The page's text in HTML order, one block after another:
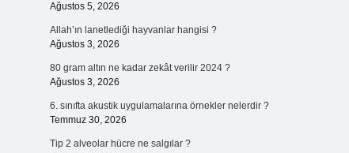
Ağustos 5, 2026
Allah’ın lanetlediği hayvanlar hangisi ?
Ağustos 3, 2026
80 gram altın ne kadar zekât verilir 2024 ?
Ağustos 3, 2026
6. sınıfta akustik uygulamalarına örnekler nelerdir ?
Temmuz 30, 2026
Tip 2 alveolar hücre ne salgılar ?